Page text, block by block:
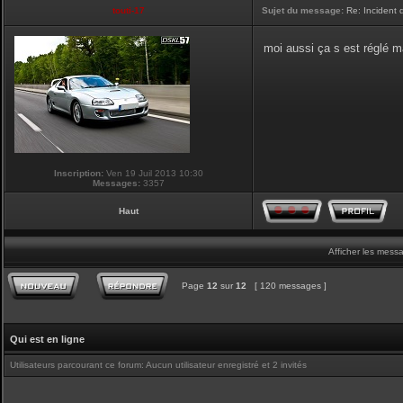
touti-17 Sujet du message: Re: Incident
Inscription: Ven 19 Juil 2013 10:30
Messages: 3357
moi aussi ça s est réglé
Haut
Afficher les
Page 12 sur 12 [ 120 messages ]
Qui est en ligne
Utilisateurs parcourant ce forum: Aucun utilisateur enregistré et 2 invités